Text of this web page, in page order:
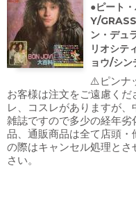
●ピート
Y/
ン・デュ
リオシテ
ョウ/シ
⚠️ピンナ
お客様は注文をご遠慮く
レ、コスレがありますが
雑誌ですので多少の経年
品、通販商品は全て店頭
の際はキャンセル処理と
さい。